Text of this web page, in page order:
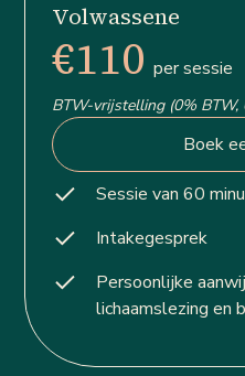
Volwassene
€110 per sessie
BTW-vrijstelling (0% BTW,
Boek
Sessie van 60
Intakegesprek
Persoonlijke
lichaamslezing en